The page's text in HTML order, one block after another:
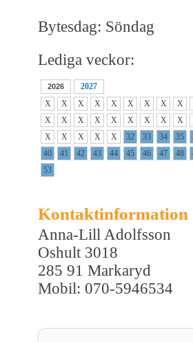
Bytesdag: Söndag
Lediga veckor:
2026
2027
X
X X X X X X X X
X
X X X X X X X X
X
X X X X 32 33 34 35
40
41 42 43 44 45 46 47 48
53
Kontaktinformation
Anna-Lill Adolfsson
Oshult 3018
285 91 Markaryd
Mobil: 070-5946534